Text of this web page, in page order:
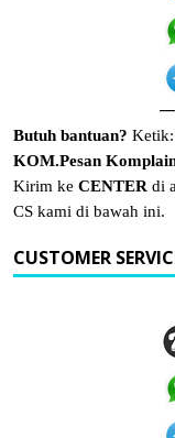
Butuh bantuan? Ketik:
KOM.Pesan
Kirim ke CENTER di
CS kami di bawah ini.
CUSTOMER